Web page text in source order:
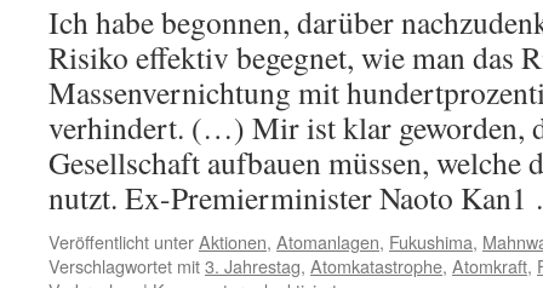
Ich habe begonnen, darüber
Risiko effektiv begegnet, wie man das
Massenvernichtung mit
verhindert. (…) Mir ist klar geworden,
Gesellschaft aufbauen müssen,
nutzt. Ex-Premierminister Naoto
Veröffentlicht unterAktionen, Atomanlagen, Fukushima,
Verschlagwortet mit3. Jahrestag, Atomkatastrophe, Atomkraft,